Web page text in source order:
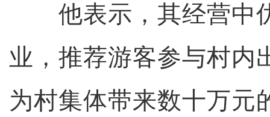
他表示，其经营中
业，推荐游客参与村内
为村集体带来数十万元